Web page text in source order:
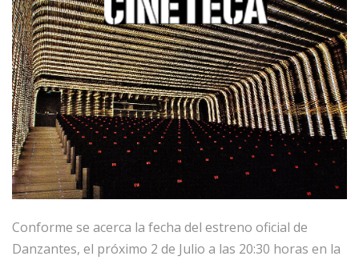
Conforme se acerca la fecha del estreno oficial de
Danzantes, el próximo 2 de Julio a las 20:30 horas en la